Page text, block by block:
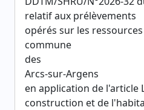
relatif aux prélèvements
opérés sur les
commune
des
Arcs-sur-Argens
en application de l'article
construction et de